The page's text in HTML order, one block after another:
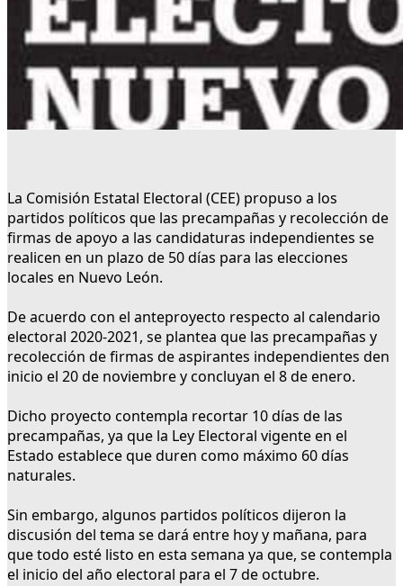
La Comisión Estatal Electoral (CEE) propuso a los
partidos políticos que las precampañas y recolección de
firmas de apoyo a las candidaturas independientes se
realicen en un plazo de 50 días para las elecciones
locales en Nuevo León.
De acuerdo con el anteproyecto respecto al calendario
electoral 2020-2021, se plantea que las precampañas y
recolección de firmas de aspirantes independientes den
inicio el 20 de noviembre y concluyan el 8 de enero.
Dicho proyecto contempla recortar 10 días de las
precampañas, ya que la Ley Electoral vigente en el
Estado establece que duren como máximo 60 días
naturales.
Sin embargo, algunos partidos políticos dijeron la
discusión del tema se dará entre hoy y mañana, para
que todo esté listo en esta semana ya que, se contempla
el inicio del año electoral para el 7 de octubre.